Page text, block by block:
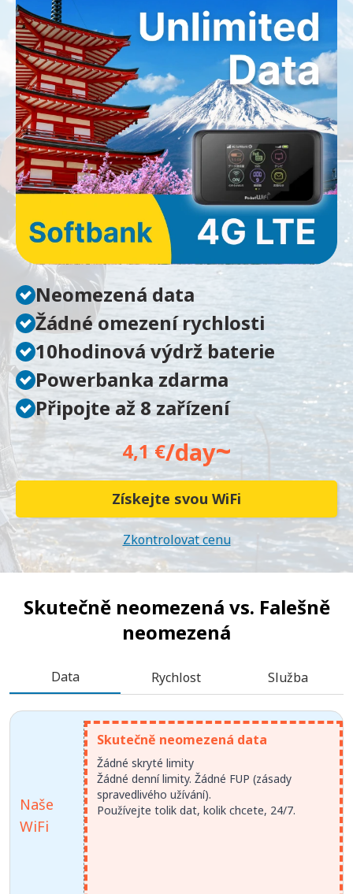
Neomezená data
Žádné omezení rychlosti
10hodinová výdrž baterie
Powerbanka zdarma
Připojte až 8 zařízení
4,1 €/day~
Získejte svou WiFi
Zkontrolovat cenu
Skutečně neomezená vs. Falešně
neomezená
Data Rychlost Služba
Naše
WiFi
Skutečně neomezená data
Žádné skryté limity
Žádné denní limity. Žádné FUP (zásady
spravedlivého užívání).
Používejte tolik dat, kolik chcete, 24/7.